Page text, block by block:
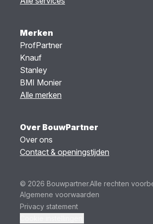
Merken
ProfPartner
Knauf
Stanley
BMI Monier
Alle merken
Over BouwPartner
Over ons
Contact & openingstijden
© 2026 Bouwpartner.Alle rechten
Algemene voorwaarden
Privacy statement